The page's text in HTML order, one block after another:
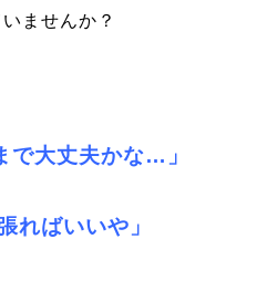
ませんか？
で大丈夫かな…」
ればいいや」